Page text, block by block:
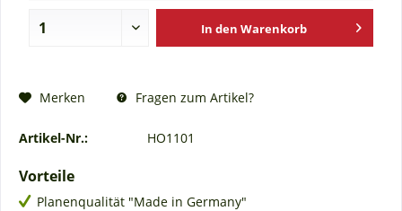
In den Warenkorb
Merken Fragen zum Artikel?
Artikel-Nr.: HO1101
Vorteile
Planenqualität "Made in Germany"